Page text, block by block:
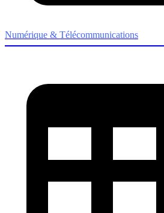
Numérique & Télécommunications